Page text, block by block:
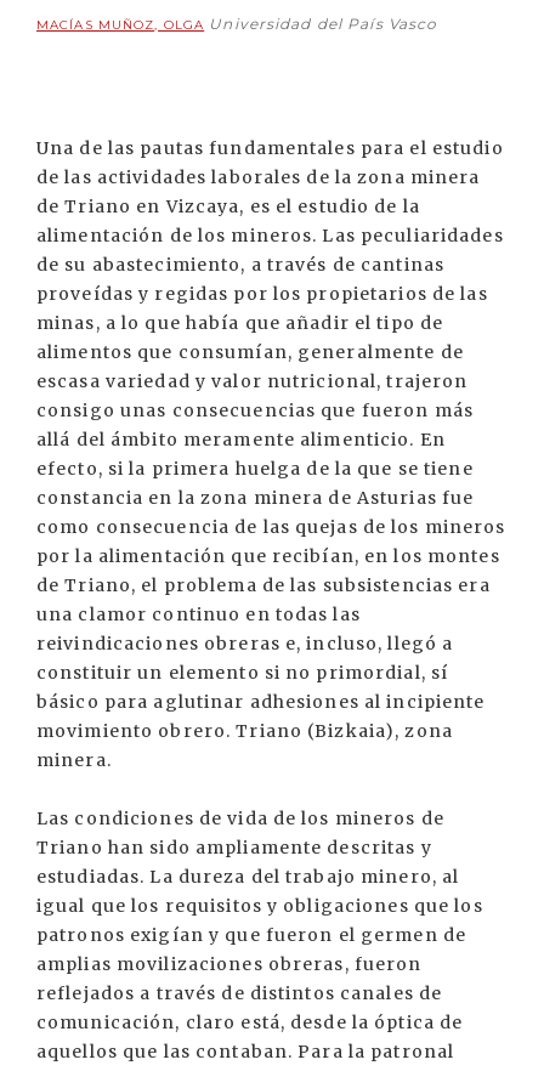
MACÍAS MUÑOZ, OLGA Universidad del País Vasco
Una de las pautas fundamentales para el estudio
de las actividades laborales de la zona minera
de Triano en Vizcaya, es el estudio de la
alimentación de los mineros. Las peculiaridades
de su abastecimiento, a través de cantinas
proveídas y regidas por los propietarios de las
minas, a lo que había que añadir el tipo de
alimentos que consumían, generalmente de
escasa variedad y valor nutricional, trajeron
consigo unas consecuencias que fueron más
allá del ámbito meramente alimenticio. En
efecto, si la primera huelga de la que se tiene
constancia en la zona minera de Asturias fue
como consecuencia de las quejas de los mineros
por la alimentación que recibían, en los montes
de Triano, el problema de las subsistencias era
una clamor continuo en todas las
reivindicaciones obreras e, incluso, llegó a
constituir un elemento si no primordial, sí
básico para aglutinar adhesiones al incipiente
movimiento obrero. Triano (Bizkaia), zona
minera.
Las condiciones de vida de los mineros de
Triano han sido ampliamente descritas y
estudiadas. La dureza del trabajo minero, al
igual que los requisitos y obligaciones que los
patronos exigían y que fueron el germen de
amplias movilizaciones obreras, fueron
reflejados a través de distintos canales de
comunicación, claro está, desde la óptica de
aquellos que las contaban. Para la patronal